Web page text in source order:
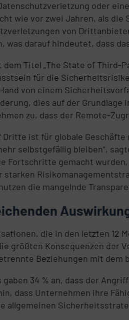
oder
wie vor zwei Jahren, als
von
was darauf hindeutet, dass
dem Titel „The State of Third-
für die
von einem
dies auf der
zu, dass der Remote-
Dritte ist für globale
selbstgefällig bleiben“,
Fortschritte gemacht
starken
die mangelnde
die in den letzten
größten Konsequenzen der
Beziehungen mit
gaben 34 % an, dass der
dass Unternehmen ihre
allgemeinen